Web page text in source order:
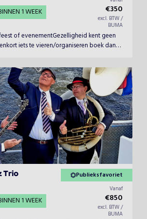
1 WEEK €350
excl. BTW /
BUMA
of evenementGezelligheid kent geen
iets te vieren/organiseren boek dan
ervaring met goede referenties
stijlvolle saxofoonmuziek.
Trio
1 WEEK
Publieksfavoriet
Vanaf
€850
excl. BTW /
BUMA